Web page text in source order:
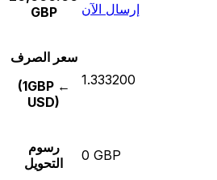
GBP
إرسال الآن
سعر الصرف
(1GBP ←
USD)
1.333200
رسوم
التحويل
0 GBP